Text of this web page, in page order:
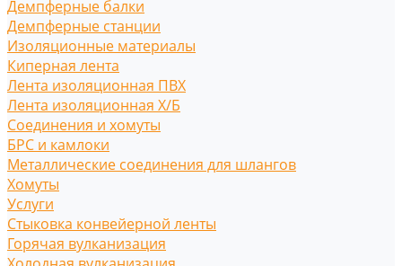
Демпферные балки
Демпферные станции
Изоляционные материалы
Киперная лента
Лента изоляционная ПВХ
Лента изоляционная Х/Б
Соединения и хомуты
БРС и камлоки
Металлические соединения для шлангов
Хомуты
Услуги
Стыковка конвейерной ленты
Горячая вулканизация